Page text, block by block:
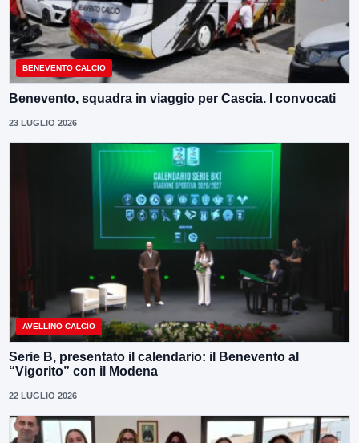
BENEVENTO CALCIO
Benevento, squadra in viaggio per Cascia. I convocati
23 LUGLIO 2026
AVELLINO CALCIO
Serie B, presentato il calendario: il Benevento al
“Vigorito” con il Modena
22 LUGLIO 2026